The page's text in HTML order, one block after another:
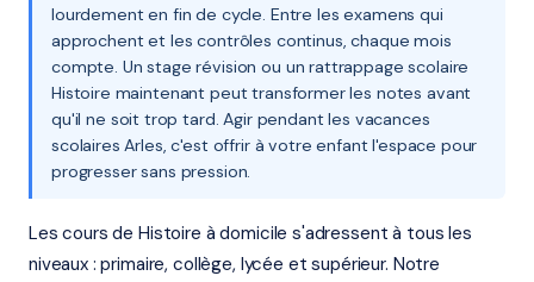
lourdement en fin de cycle. Entre les examens qui
approchent et les contrôles continus, chaque mois
compte. Un stage révision ou un rattrappage scolaire
Histoire maintenant peut transformer les notes avant
qu'il ne soit trop tard. Agir pendant les vacances
scolaires Arles, c'est offrir à votre enfant l'espace pour
progresser sans pression.
Les cours de Histoire à domicile s'adressent à tous les
niveaux : primaire, collège, lycée et supérieur. Notre